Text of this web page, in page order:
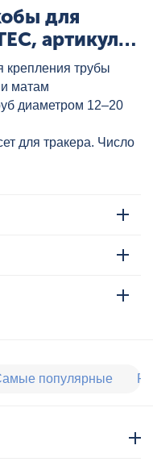
для
артикул:
крепления трубы
и матам
диаметром 12–20
для тракера. Число
популярные